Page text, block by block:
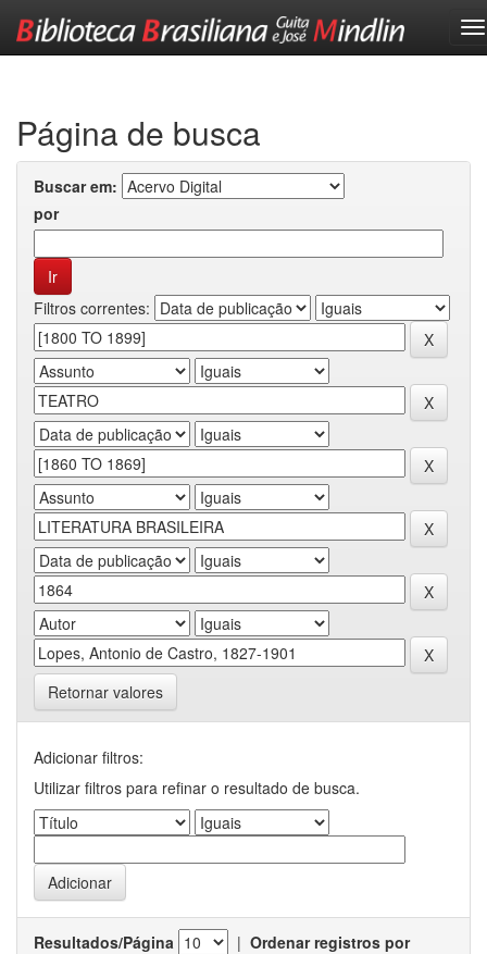
Página de busca
Buscar em:
por
Filtros correntes:
Retornar valores
Adicionar filtros:
Utilizar filtros para refinar o resultado de busca.
Resultados/Página | Ordenar registros por